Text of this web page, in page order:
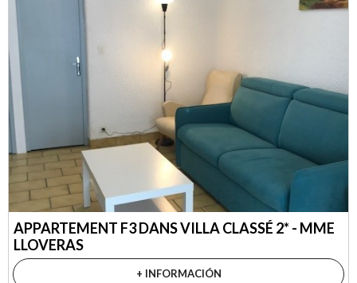
APPARTEMENT F3 DANS VILLA CLASSÉ 2* - MME
LLOVERAS
+ INFORMACIÓN